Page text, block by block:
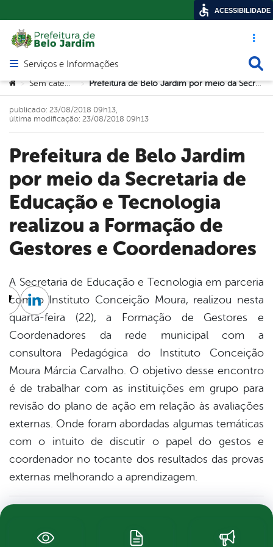
Acesso
Abrir menu principal de navegação
Serviços e Informações
Você está aqui:
> Sem categoria > Prefeitura de Belo Jardim por meio da Secretaria de Educação e Tecnologia realizou a Formação de Gestores e Coordenadores
Prefeitura de Belo Jardim
por meio da Secretaria de
Educação e Tecnologia
realizou a Formação de
Gestores e Coordenadores
publicado: 23/08/2018 09h13,
última modificação: 23/08/2018 09h13
A Secretaria de Educação e Tecnologia em parceria
com o Instituto Conceição Moura, realizou nesta
quarta-feira (22), a Formação de Gestores e
Coordenadores da rede municipal com a
consultora Pedagógica do Instituto Conceição
Moura Márcia Carvalho. O objetivo desse encontro
é de trabalhar com as instituições em grupo para
revisão do plano de ação em relação às avaliações
externas. Onde foram abordadas algumas temáticas
com o intuito de discutir o papel do gestos e
coordenador no tocante dos resultados das provas
externas melhorando a aprendizagem.
Twitter
Linkedin
ACESSIBILIDADE